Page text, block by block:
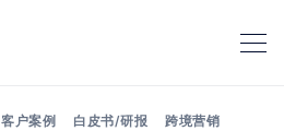
客户案例 白皮书/研报 跨境营销